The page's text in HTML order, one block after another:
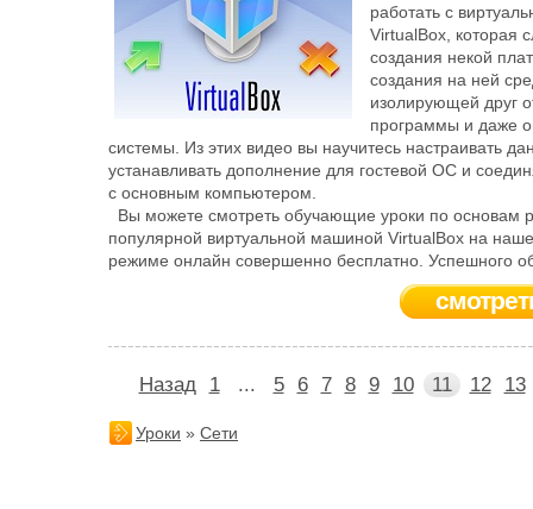
работать с
VirtualBox, которая
создания некой
создания на ней
изолирующей друг
программы и даже
системы. Из этих видео вы научитесь настраивать
устанавливать дополнение для гостевой ОС и
с основным компьютером.
Вы можете смотреть обучающие уроки по основам
популярной виртуальной машиной VirtualBox на
режиме онлайн совершенно бесплатно. Успешного
Назад 1 ... 5 6 7 8 9 10 11 12 13
Уроки » Сети